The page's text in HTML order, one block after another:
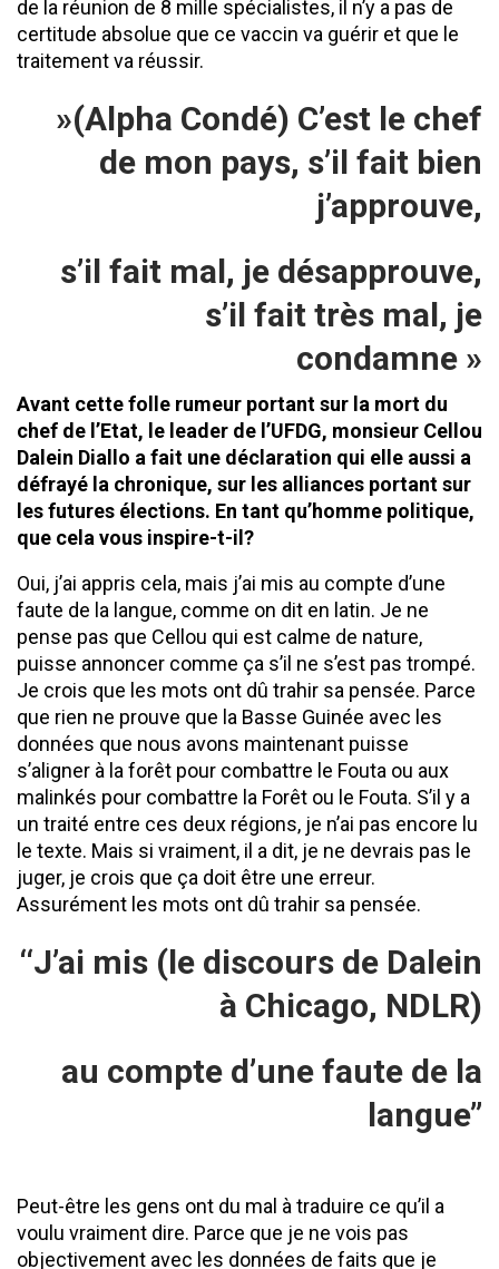
de la réunion de 8 mille spécialistes, il n’y a pas de
certitude absolue que ce vaccin va guérir et que le
traitement va réussir.
»(Alpha Condé) C’est le chef
de mon pays, s’il fait bien
j’approuve,
s’il fait mal, je désapprouve,
s’il fait très mal, je
condamne »
Avant cette folle rumeur portant sur la mort du
chef de l’Etat, le leader de l’UFDG, monsieur Cellou
Dalein Diallo a fait une déclaration qui elle aussi a
défrayé la chronique, sur les alliances portant sur
les futures élections. En tant qu’homme politique,
que cela vous inspire-t-il?
Oui, j’ai appris cela, mais j’ai mis au compte d’une
faute de la langue, comme on dit en latin. Je ne
pense pas que Cellou qui est calme de nature,
puisse annoncer comme ça s’il ne s’est pas trompé.
Je crois que les mots ont dû trahir sa pensée. Parce
que rien ne prouve que la Basse Guinée avec les
données que nous avons maintenant puisse
s’aligner à la forêt pour combattre le Fouta ou aux
malinkés pour combattre la Forêt ou le Fouta. S’il y a
un traité entre ces deux régions, je n’ai pas encore lu
le texte. Mais si vraiment, il a dit, je ne devrais pas le
juger, je crois que ça doit être une erreur.
Assurément les mots ont dû trahir sa pensée.
‘‘J’ai mis (le discours de Dalein
à Chicago, NDLR)
au compte d’une faute de la
langue’’
Peut-être les gens ont du mal à traduire ce qu’il a
voulu vraiment dire. Parce que je ne vois pas
objectivement avec les données de faits que je